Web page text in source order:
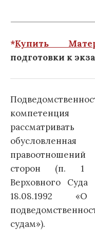
*Купить
подготовки к
сторон (п. 1
Верховного
18.08.1992
судам»).